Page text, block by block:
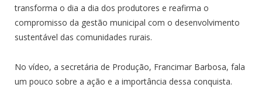
transforma o dia a dia dos produtores e reafirma o
compromisso da gestão municipal com o desenvolvimento
sustentável das comunidades rurais.
No vídeo, a secretária de Produção, Francimar Barbosa, fala
um pouco sobre a ação e a importância dessa conquista.